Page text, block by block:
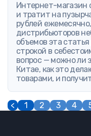
Интернет-магазин
и тратит на
рублей
дистрибьюторов
объемов эта
строкой в
вопрос — можно ли
Китае, как это
товарами, и
< 1 2 3 4